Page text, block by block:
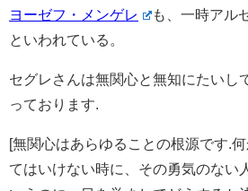
ヨーゼフ・メンゲレ
も、一時アル
といわれている。
セグレさんは無関心と無知にたいし
っております.
[無関心はあらゆることの根源です.
てはいけない時に、その勇気のない